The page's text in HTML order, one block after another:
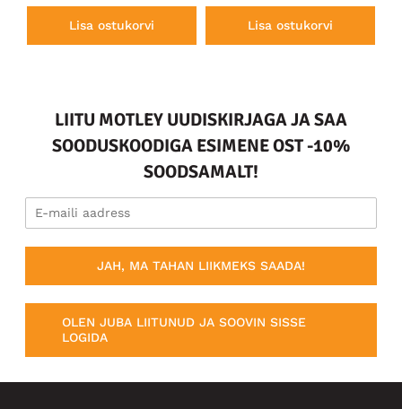
Lisa ostukorvi Lisa ostukorvi
LIITU MOTLEY UUDISKIRJAGA JA SAA
SOODUSKOODIGA ESIMENE OST -10%
SOODSAMALT!
JAH, MA TAHAN LIIKMEKS SAADA!
OLEN JUBA LIITUNUD JA SOOVIN SISSE
LOGIDA